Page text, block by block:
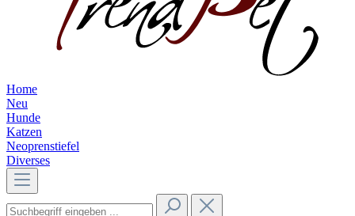
Home
Neu
Hunde
Katzen
Neoprenstiefel
Diverses